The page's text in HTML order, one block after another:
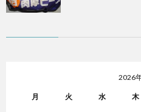
2026
月 火 水 木